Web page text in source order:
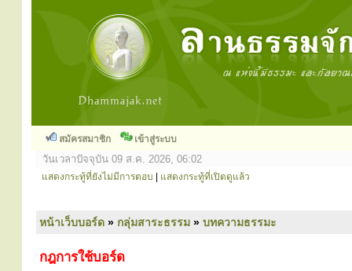
สมัครสมาชิก เข้าสู่ระบบ
วันเวลาปัจจุบัน 09 ส.ค. 2026, 06:02
แสดงกระทู้ที่ยังไม่มีการตอบ แสดงกระทู้ที่เปิดดูแล้ว
หน้าเว็บบอร์ด » กลุ่มสาระธรรม » บทความธรรมะ
กฎการใช้บอร์ด